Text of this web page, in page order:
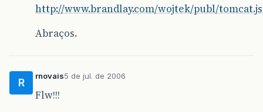
http://www.brandlay.com/wojtek/publ/
Abraços.
R
rnovais5 de jul. de 2006
Flw!!!